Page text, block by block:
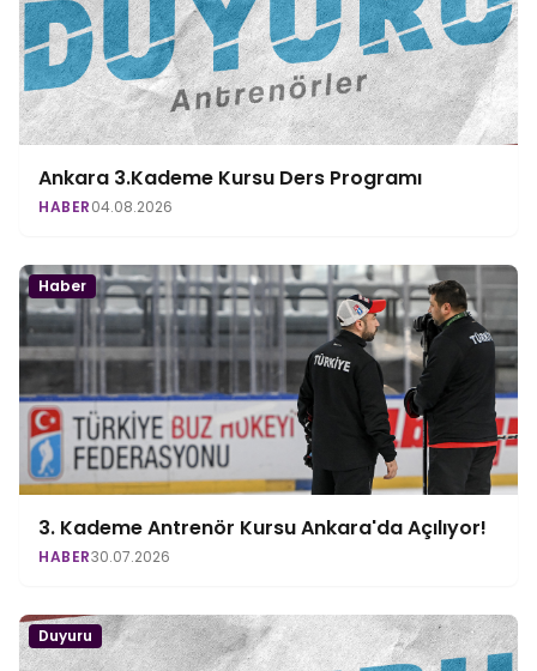
Ankara 3.Kademe Kursu Ders Programı
HABER04.08.2026
Haber
3. Kademe Antrenör Kursu Ankara'da Açılıyor!
HABER30.07.2026
Duyuru